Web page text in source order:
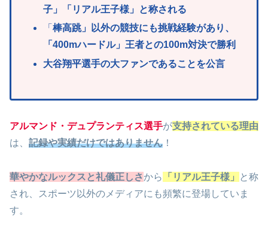
子」「リアル王子様」と称される
「棒高跳」以外の競技にも挑戦経験があり、
「400mハードル」王者との100m対決で勝利
大谷翔平選手の大ファンであることを公言
アルマンド・デュプランティス選手が支持されている理由
は、 記録や実績だけではありません ！
華やかなルックスと礼儀正しさから 「リアル王子様」
と称
され、スポーツ以外のメディアにも頻繁に登場していま
す。